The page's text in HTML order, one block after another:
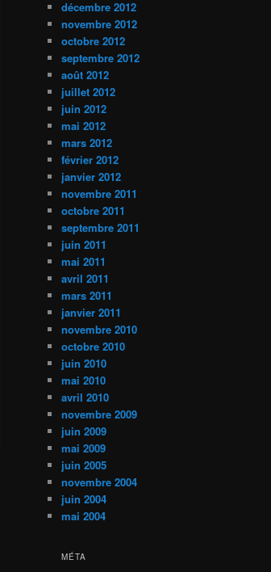
décembre 2012
novembre 2012
octobre 2012
septembre 2012
août 2012
juillet 2012
juin 2012
mai 2012
mars 2012
février 2012
janvier 2012
novembre 2011
octobre 2011
septembre 2011
juin 2011
mai 2011
avril 2011
mars 2011
janvier 2011
novembre 2010
octobre 2010
juin 2010
mai 2010
avril 2010
novembre 2009
juin 2009
mai 2009
juin 2005
novembre 2004
juin 2004
mai 2004
MÉTA